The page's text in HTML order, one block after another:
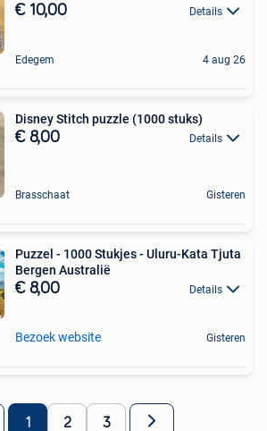
€ 10,00 Details
Edegem 4 aug 26
Disney Stitch puzzle (1000 stuks)
€ 8,00 Details
Brasschaat Gisteren
Puzzel - 1000 Stukjes - Uluru-Kata Tjuta
Bergen Australië
€ 8,00 Details
Bezoek website Gisteren
1 2 3